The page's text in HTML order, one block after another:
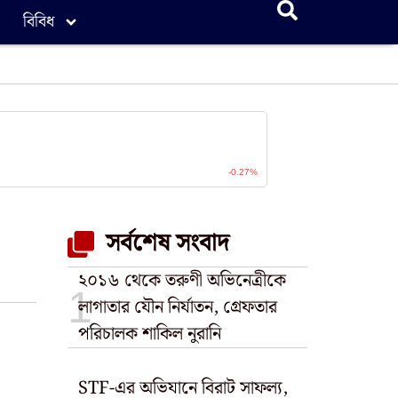
বিবিধ
সর্বশেষ সংবাদ
২০১৬ থেকে তরুণী অভিনেত্রীকে
লাগাতার যৌন নির্যাতন, গ্রেফতার
পরিচালক শাকিল নুরানি
STF-এর অভিযানে বিরাট সাফল্য,